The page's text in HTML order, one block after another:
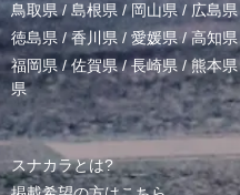
鳥取県/ 島根県 /岡山県/ 広島県
徳島県 /香川県 / 愛媛県/高知県
福岡県/佐賀県/長崎県 /熊本県
県
スナカラとは?